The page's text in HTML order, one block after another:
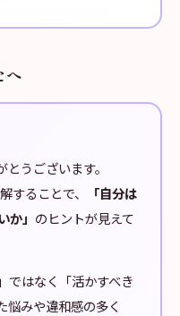
へ
うございます。
することで、
「自分は
」 のヒントが見えて
ではなく「活かすべき
悩みや違和感の多く